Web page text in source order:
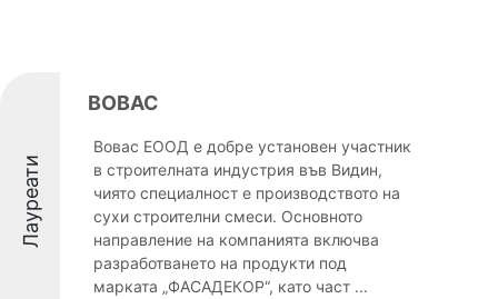
Лауреати
ВОВАС
Вовас ЕООД е добре установен участник
в строителната индустрия във Видин,
чиято специалност е производството на
сухи строителни смеси. Основното
направление на компанията включва
разработването на продукти под
марката „ФАСАДЕКОР“, като част ...